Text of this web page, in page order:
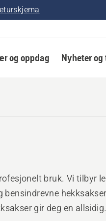
og oppdag Nyheter
bruk. Vi tilbyr
gir deg en allsidig